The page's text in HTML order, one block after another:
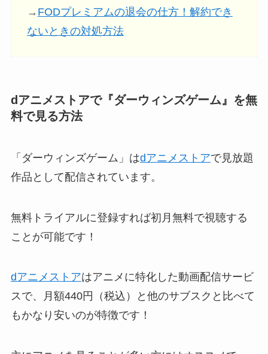
→ FODプレミアムの退会の仕方！解約でき
ないときの対処方法
dアニメストアで『ダーウィンズゲーム』を無
料で見る方法
「ダーウィンズゲーム」はdアニメストアで見放題
作品として配信されています。
無料トライアルに登録すれば初月無料で視聴する
ことが可能です！
dアニメストアはアニメに特化した動画配信サービ
スで、月額440円（税込）と他のサブスクと比べて
もかなり安いのが特徴です！